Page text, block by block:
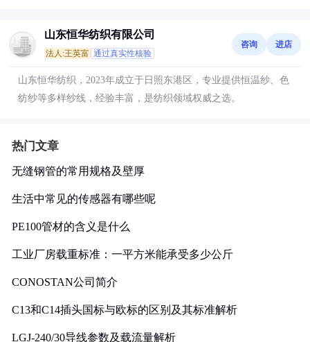
山东恒华纺织有限公司
法人:王英富 通过真实性核验
咨询 进店
山东恒华纺织，2023年成立于日照东港区，专业提供恒温纱、色
纺纱等多样纱线，经验丰富，是纺织领域权威之选。
热门文章
无缝钢管的常用规格及壁厚
生活中常见的传感器有哪些呢
PE100管材的含义是什么
工业厂房载重标准：一平方米能承受多少公斤
CONOSTAN公司简介
C13和C14插头国标与欧标的区别及其标准解析
LGJ-240/30导线参数及载流量解析